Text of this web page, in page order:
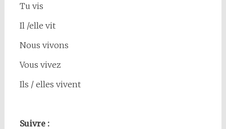
Tu vis
Il /elle vit
Nous vivons
Vous vivez
Ils / elles vivent
Suivre :